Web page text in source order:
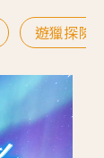
遊獵探險